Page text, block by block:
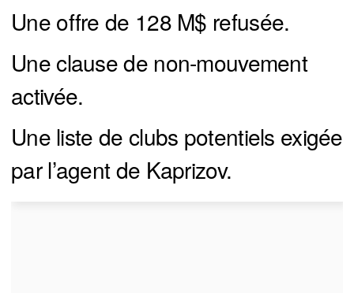
Une offre de 128 M$ refusée.
Une clause de non-mouvement
activée.
Une liste de clubs potentiels exigée
par l’agent de Kaprizov.